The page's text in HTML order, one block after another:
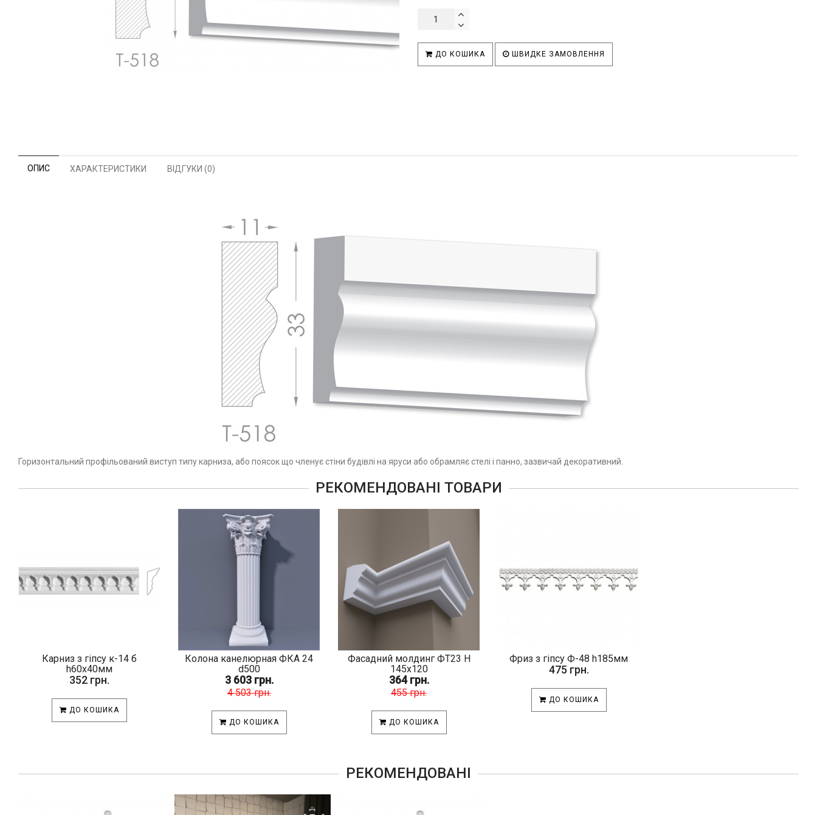
ДО КОШИКА ШВИДКЕ ЗАМОВЛЕННЯ
ОПИС ХАРАКТЕРИСТИКИ ВІДГУКИ (0)
Горизонтальний профільований виступ типу карниза, або поясок що членує стіни будівлі на яруси або обрамляє стелі і панно, зазвичай декоративний.
РЕКОМЕНДОВАНІ ТОВАРИ
Карниз з гіпсу к-14 б
h60х40мм
352 грн.
ДО КОШИКА
Колона канелюрная ФКА 24
d500
3 603 грн.
4 503 грн.
ДО КОШИКА
Фасадний молдинг ФТ23 Н
145х120
364 грн.
455 грн.
ДО КОШИКА
Фриз з гіпсу Ф-48 h185мм
475 грн.
ДО КОШИКА
РЕКОМЕНДОВАНІ